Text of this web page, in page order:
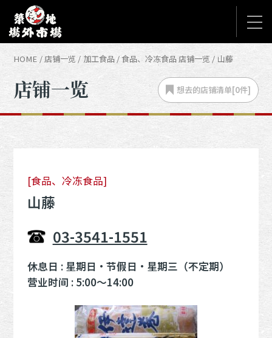
HOME 店铺一览 加工食品 食品、冷冻食品 店铺一览 山藤
店铺一览 想去的店铺清单[0件]
[食品、冷冻食品]
山藤
03-3541-1551
休息日 : 星期日・节假日・星期三（不定期）
营业时间 : 5:00～14:00